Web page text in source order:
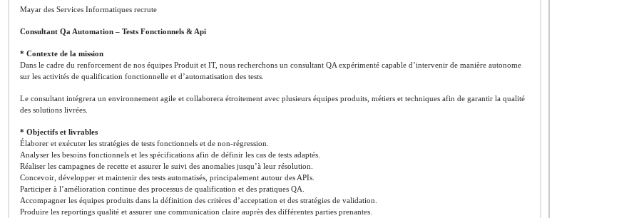
Mayar des Services Informatiques recrute
Consultant Qa Automation – Tests Fonctionnels & Api
* Contexte de la mission
Dans le cadre du renforcement de nos équipes Produit et IT, nous recherchons un consultant QA expérimenté capable d’intervenir de manière autonome
sur les activités de qualification fonctionnelle et d’automatisation des tests.
Le consultant intégrera un environnement agile et collaborera étroitement avec plusieurs équipes produits, métiers et techniques afin de garantir la qualité
des solutions livrées.
* Objectifs et livrables
Élaborer et exécuter les stratégies de tests fonctionnels et de non-régression.
Analyser les besoins fonctionnels et les spécifications afin de définir les cas de tests adaptés.
Réaliser les campagnes de recette et assurer le suivi des anomalies jusqu’à leur résolution.
Concevoir, développer et maintenir des tests automatisés, principalement autour des APIs.
Participer à l’amélioration continue des processus de qualification et des pratiques QA.
Accompagner les équipes produits dans la définition des critères d’acceptation et des stratégies de validation.
Produire les reportings qualité et assurer une communication claire auprès des différentes parties prenantes.